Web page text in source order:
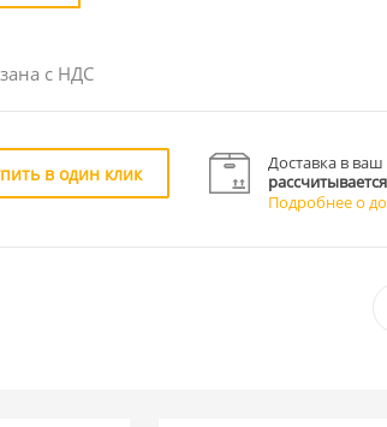
с НДС
в один клик
Доставка в
рассчитывается
Подробнее о